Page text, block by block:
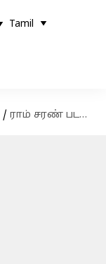
Tamil
/ ராம் சரண் படத்தில் சிறப்பு தோற்றத்தில் நடிக்கிறாரா எம்எஸ் தோனி? உண்மை இதுதான்